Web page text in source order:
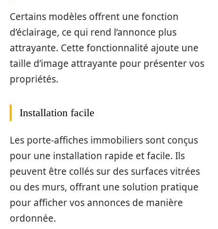
Certains modèles offrent une fonction
d’éclairage, ce qui rend l’annonce plus
attrayante. Cette fonctionnalité ajoute une
taille d’image attrayante pour présenter vos
propriétés.
Installation facile
Les porte-affiches immobiliers sont conçus
pour une installation rapide et facile. Ils
peuvent être collés sur des surfaces vitrées
ou des murs, offrant une solution pratique
pour afficher vos annonces de manière
ordonnée.